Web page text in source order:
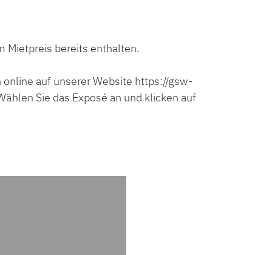
Mietpreis bereits enthalten.
online auf unserer Website https://gsw-
Sie das Exposé an und klicken auf